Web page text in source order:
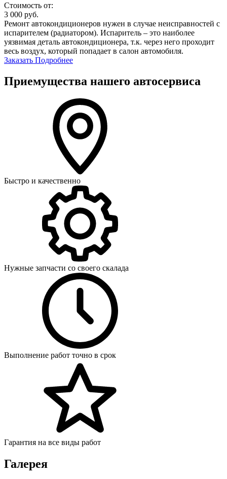
Стоимость от:
3 000 руб.
Ремонт автокондиционеров нужен в случае неисправностей с
испарителем (радиатором). Испаритель – это наиболее
уязвимая деталь автокондиционера, т.к. через него проходит
весь воздух, который попадает в салон автомобиля.
Заказать Подробнее
Приемущества нашего автосервиса
Быстро и качественно
Нужные запчасти со своего скалада
Выполнение работ точно в срок
Гарантия на все виды работ
Галерея